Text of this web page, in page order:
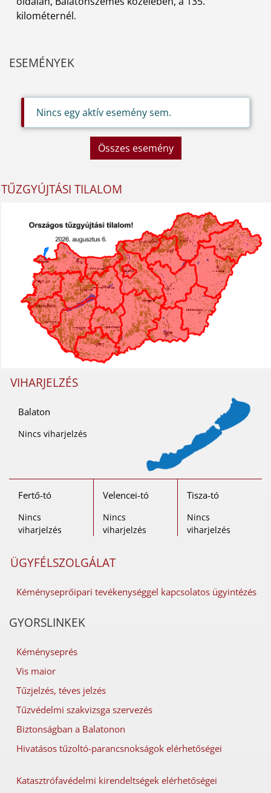
kilométernél.
ESEMÉNYEK
Nincs egy aktív esemény sem.
Összes esemény
TŰZGYÚJTÁSI TILALOM
VIHARJELZÉS
Balaton
Nincs viharjelzés
Fertő-tó
Nincs
viharjelzés
Velencei-tó
Nincs
viharjelzés
Tisza-tó
Nincs
viharjelzés
ÜGYFÉLSZOLGÁLAT
Kéményseprőipari tevékenységgel kapcsolatos ügyintézés
GYORSLINKEK
Kéményseprés
Vis maior
Tűzjelzés, téves jelzés
Tűzvédelmi szakvizsga szervezés
Biztonságban a Balatonon
Hivatásos tűzoltó-parancsnokságok elérhetőségei
Katasztrófavédelmi kirendeltségek elérhetőségei